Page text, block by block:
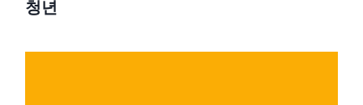
청년